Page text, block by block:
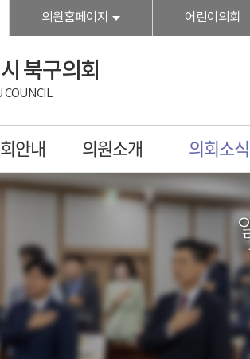
의원홈페이지 어린이의회
북구의회
COUNCIL
안내 의원소개 의회소식